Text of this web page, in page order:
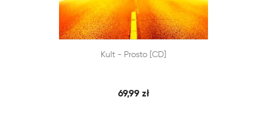
DODAJ DO KOSZYKA
 SZYBKI PODGLĄD
Kult - Prosto [CD]
69,99 zł